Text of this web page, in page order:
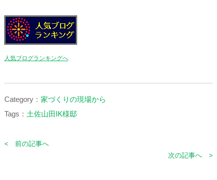
人気ブログランキングへ
Category： 家づくりの現場から
Tags： 土佐山田IK様邸
< 前の記事へ
次の記事へ >